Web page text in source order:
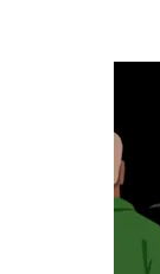
可
日
曆
和